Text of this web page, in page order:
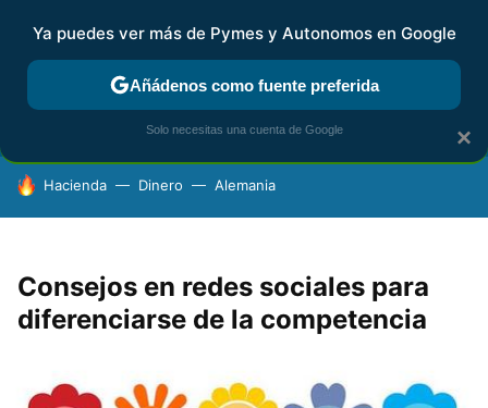
FISCALIDAD Y CONTABILIDAD KIT DIGITAL RENTA
HOY SE HABLA DE
Hacienda Dinero Alemania
Consejos en redes sociales para
diferenciarse de la competencia
×
Ya puedes ver más de Pymes y Autonomos en Google
Añádenos como fuente preferida
Solo necesitas una cuenta de Google